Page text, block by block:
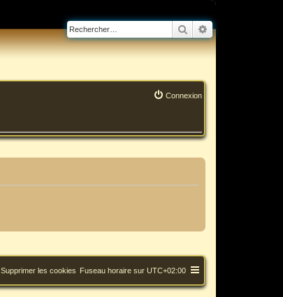
RechercherRecherche
Connexion
Fuseau horaire sur UTC+02:00
Supprimer les cookies